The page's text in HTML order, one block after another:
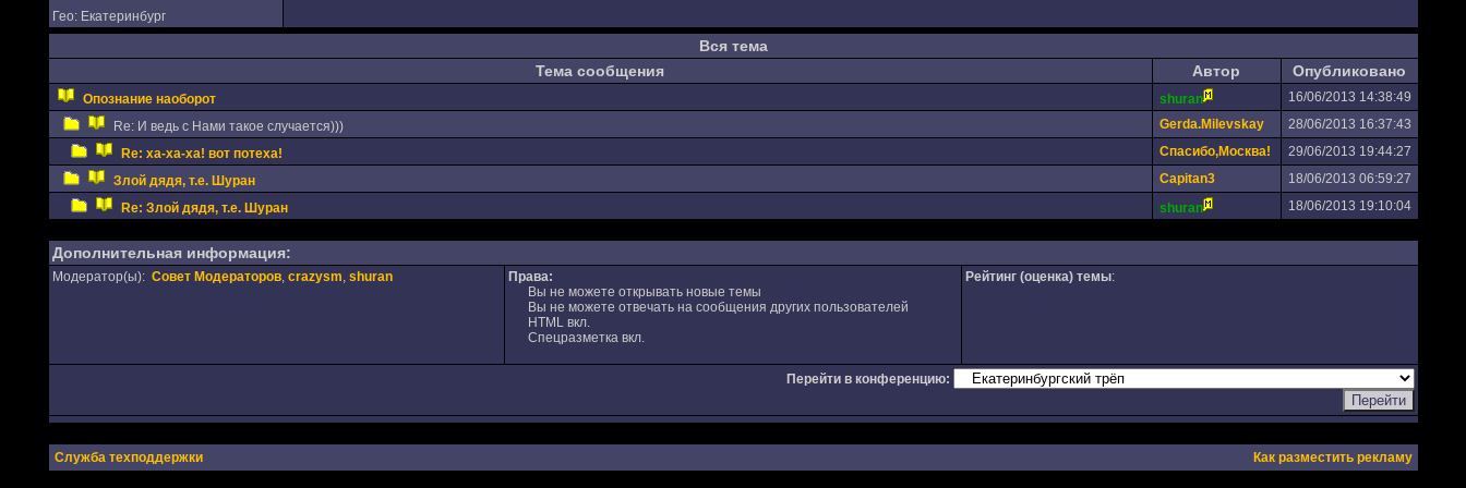
Гео: Екатеринбург
Вся тема
Тема сообщения
Автор Опубликовано
Опознание наоборот shuran
16/06/2013 14:38:49
Re: И ведь с Нами такое случается)))
Gerda.Milevskay
28/06/2013 16:37:43
Re: ха-ха-ха! вот потеха!
Спасибо,Москва!
29/06/2013 19:44:27
Злой дядя, т.е. Шуран
Capitan3
18/06/2013 06:59:27
Re: Злой дядя, т.е. Шуран
shuran 18/06/2013 19:10:04
Дополнительная информация:
Модератор(ы): Совет Модераторов, crazysm, shuran
Права:
Вы не можете открывать новые темы
Вы не можете отвечать на сообщения других пользователей
HTML вкл.
Спецразметка вкл.
Рейтинг (оценка) темы:
Перейти в конференцию:
Служба техподдержки Как разместить рекламу